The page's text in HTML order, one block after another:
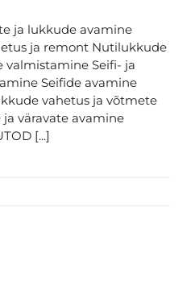
ja lukkude avamine
ja remont Nutilukkude
valmistamine Seifi- ja
Seifide avamine
vahetus ja võtmete
väravate avamine
[...]